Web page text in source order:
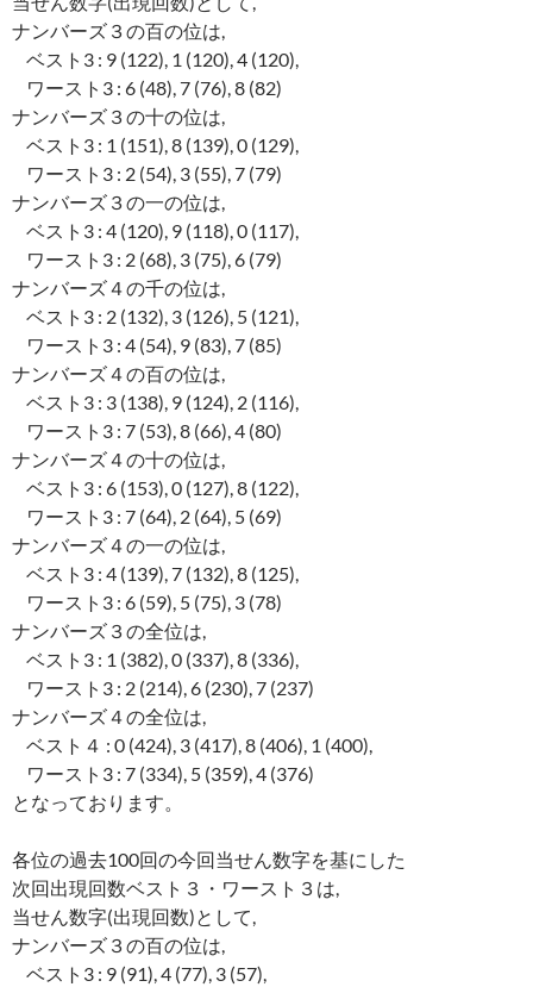
ナンバーズ３の百の位は,
ベスト3 : 9 (122), 1 (120), 4 (120),
ワースト3 : 6 (48), 7 (76), 8 (82)
ナンバーズ３の十の位は,
ベスト3 : 1 (151), 8 (139), 0 (129),
ワースト3 : 2 (54), 3 (55), 7 (79)
ナンバーズ３の一の位は,
ベスト3 : 4 (120), 9 (118), 0 (117),
ワースト3 : 2 (68), 3 (75), 6 (79)
ナンバーズ４の千の位は,
ベスト3 : 2 (132), 3 (126), 5 (121),
ワースト3 : 4 (54), 9 (83), 7 (85)
ナンバーズ４の百の位は,
ベスト3 : 3 (138), 9 (124), 2 (116),
ワースト3 : 7 (53), 8 (66), 4 (80)
ナンバーズ４の十の位は,
ベスト3 : 6 (153), 0 (127), 8 (122),
ワースト3 : 7 (64), 2 (64), 5 (69)
ナンバーズ４の一の位は,
ベスト3 : 4 (139), 7 (132), 8 (125),
ワースト3 : 6 (59), 5 (75), 3 (78)
ナンバーズ３の全位は,
ベスト3 : 1 (382), 0 (337), 8 (336),
ワースト3 : 2 (214), 6 (230), 7 (237)
ナンバーズ４の全位は,
ベスト４ : 0 (424), 3 (417), 8 (406), 1 (400),
ワースト3 : 7 (334), 5 (359), 4 (376)
となっております。
各位の過去100回の今回当せん数字を基にした
次回出現回数ベスト３・ワースト３は,
当せん数字(出現回数)として,
ナンバーズ３の百の位は,
ベスト3 : 9 (91), 4 (77), 3 (57),